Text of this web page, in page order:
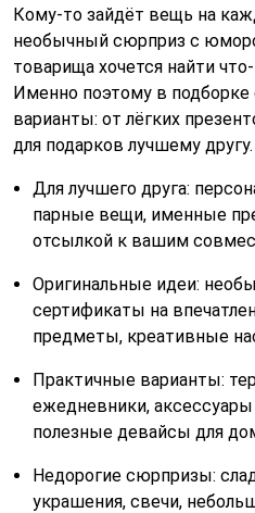
Кому-то зайдёт вещь на
необычный сюрприз с
товарища хочется найти
Именно поэтому в
варианты: от лёгких
для подарков лучшему другу.
Для лучшего друга:
парные вещи, именные
отсылкой к вашим
Оригинальные идеи:
сертификаты на
предметы, креативные
Практичные варианты:
ежедневники, аксессуары
полезные девайсы для
Недорогие сюрпризы:
украшения, свечи,